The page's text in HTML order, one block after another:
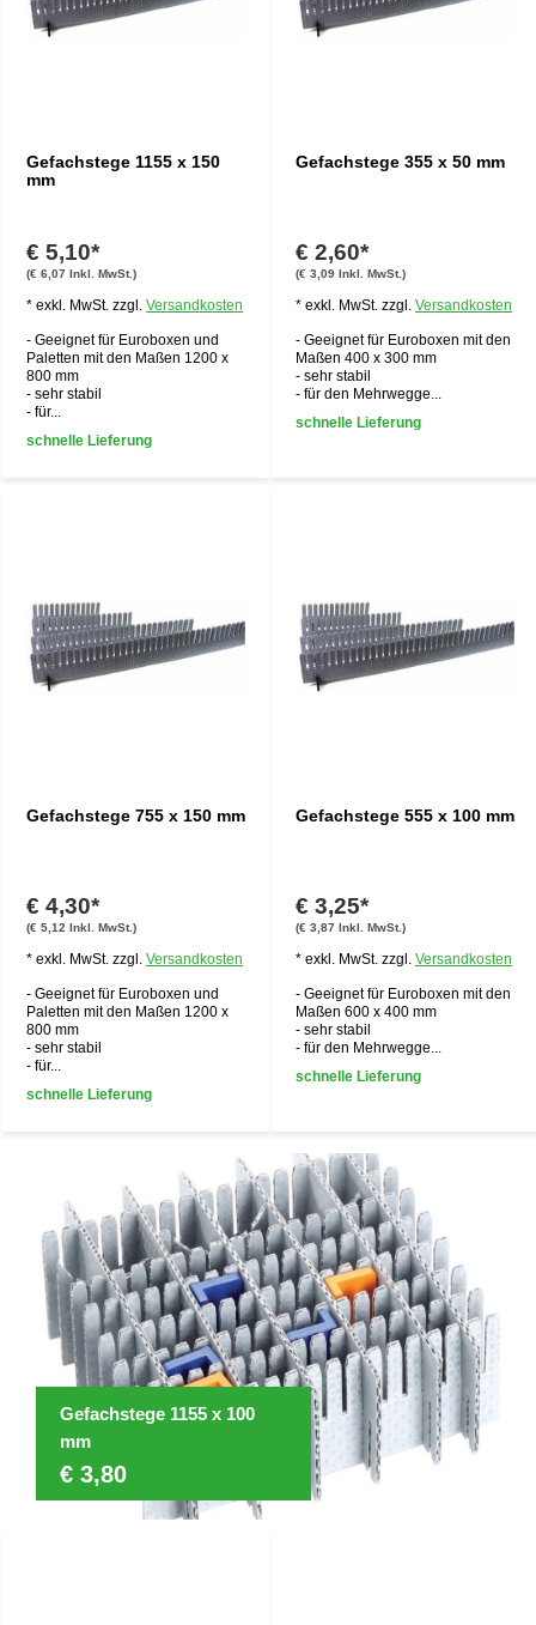
Gefachstege 1155 x 150
mm
€ 5,10*
(€ 6,07 Inkl. MwSt.)
* exkl. MwSt. zzgl. Versandkosten
- Geeignet für Euroboxen und
Paletten mit den Maßen 1200 x
800 mm
- sehr stabil
- für...
schnelle Lieferung
Gefachstege 355 x 50 mm
€ 2,60*
(€ 3,09 Inkl. MwSt.)
* exkl. MwSt. zzgl. Versandkosten
- Geeignet für Euroboxen mit den
Maßen 400 x 300 mm
- sehr stabil
- für den Mehrwegge...
schnelle Lieferung
Gefachstege 755 x 150 mm
€ 4,30*
(€ 5,12 Inkl. MwSt.)
* exkl. MwSt. zzgl. Versandkosten
- Geeignet für Euroboxen und
Paletten mit den Maßen 1200 x
800 mm
- sehr stabil
- für...
schnelle Lieferung
Gefachstege 555 x 100 mm
€ 3,25*
(€ 3,87 Inkl. MwSt.)
* exkl. MwSt. zzgl. Versandkosten
- Geeignet für Euroboxen mit den
Maßen 600 x 400 mm
- sehr stabil
- für den Mehrwegge...
schnelle Lieferung
Gefachstege 1155 x 100
mm
€ 3,80